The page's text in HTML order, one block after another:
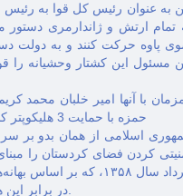
به عنوان رئیس کل قوا به رئیس
تمام ارتش و ژاندارمری
پاوه حرکت کنند و به دولت
مسئول این کشتار وحشیانه را
حمزه با حمایت 3 هلیکوپتر کبرا به خلبانی شیرودی، کشوری و پیشگاه هادیان نیز به حرکت در آمدند. ٢
اسلامی از همان بدو بر
مرداد سال ۱۳۵۸، که